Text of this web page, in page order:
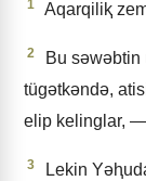
1 Aqarqiliⱪ
2
Bu
tügǝtkǝndǝ,
elip kelinglar,
3
Lekin